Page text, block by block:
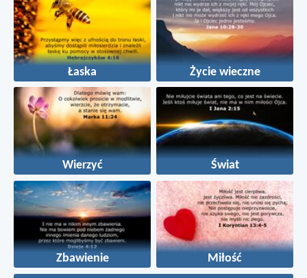
Łaska Życie wieczne
Wierzyć Świat
Zbawienie Miłość